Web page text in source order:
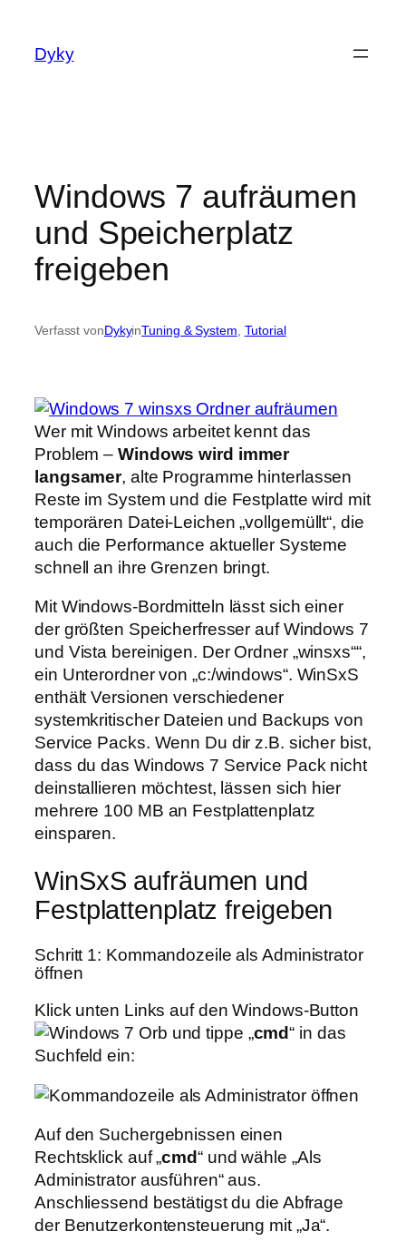
springen
Dyky
Windows 7 aufräumen
und Speicherplatz
freigeben
Verfasst vonDykyinTuning & System Tutorial
Wer mit Windows arbeitet kennt das
Problem –Windows wird immer
langsamer, alte Programme hinterlassen
Reste im System und die Festplatte wird mit
temporären Datei-Leichen „vollgemüllt“, die
auch die Performance aktueller Systeme
schnell an ihre Grenzen bringt.
Mit Windows-Bordmitteln lässt sich einer
der größten Speicherfresser auf Windows 7
und Vista bereinigen. Der Ordner „winsxs““,
ein Unterordner von „c:/windows“. WinSxS
enthält Versionen verschiedener
systemkritischer Dateien und Backups von
Service Packs. Wenn Du dir z.B. sicher bist,
dass du das Windows 7 Service Pack nicht
deinstallieren möchtest, lässen sich hier
mehrere 100 MB an Festplattenplatz
einsparen.
WinSxS aufräumen und
Festplattenplatz freigeben
Schritt 1: Kommandozeile als Administrator
öffnen
Klick unten Links auf den Windows-Button
und tippe „cmd“ in das
Suchfeld ein:
Auf den Suchergebnissen einen
Rechtsklick auf „cmd“ und wähle „Als
Administrator ausführen“ aus.
Anschliessend bestätigst du die Abfrage
der Benutzerkontensteuerung mit „Ja“.